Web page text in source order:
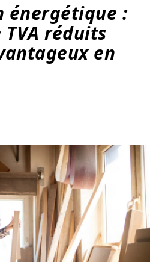
énergétique :
réduits
en